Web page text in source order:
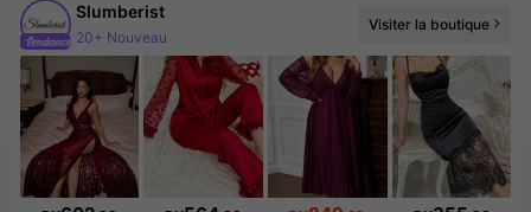
Slumberist
20+ Nouveau
Visiter la boutique